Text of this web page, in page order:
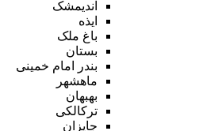
اندیمشک
ایذه
باغ ملک
بستان
بندر امام خمینی
ماهشهر
بهبهان
ترکالکی
جایزان